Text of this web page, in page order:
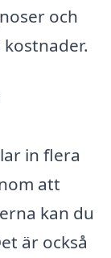
och
in flera
att
kan du
är också